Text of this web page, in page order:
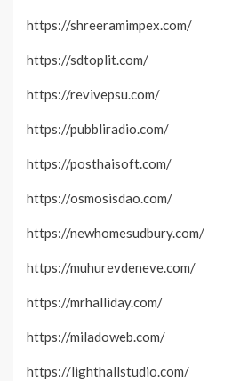
https://shreeramimpex.com/
https://sdtoplit.com/
https://revivepsu.com/
https://pubbliradio.com/
https://posthaisoft.com/
https://osmosisdao.com/
https://newhomesudbury.com/
https://muhurevdeneve.com/
https://mrhalliday.com/
https://miladoweb.com/
https://lighthallstudio.com/